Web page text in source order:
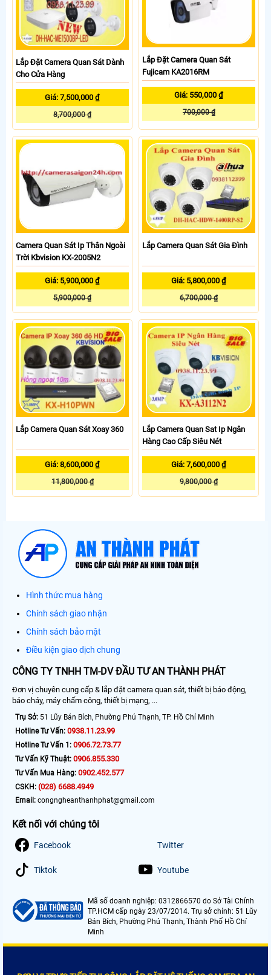
Lắp Đặt Camera Quan Sát Dành
Cho Cửa Hàng
Giá: 7,500,000 ₫
8,700,000 ₫
Lắp Đặt Camera Quan Sát
Fujicam KA2016RM
Giá: 550,000 ₫
700,000 ₫
Camera Quan Sát Ip Thân Ngoài
Trời Kbvision KX-2005N2
Giá: 5,900,000 ₫
5,900,000 ₫
Lắp Camera Quan Sát Gia Đình
Giá: 5,800,000 ₫
6,700,000 ₫
Lắp Camera Quan Sát Xoay 360
Giá: 8,600,000 ₫
11,800,000 ₫
Lắp Camera Quan Sat Ip Ngân
Hàng Cao Cấp Siêu Nét
Giá: 7,600,000 ₫
9,800,000 ₫
Hình thức mua hàng
Chính sách giao nhận
Chính sách bảo mật
Điều kiện giao dịch chung
CÔNG TY TNHH TM-DV ĐẦU TƯ AN THÀNH PHÁT
Đơn vị chuyên cung cấp & lắp đặt camera quan sát, thiết bị báo động,
báo cháy, máy chấm công, thiết bị mạng, ...
Trụ Sở: 51 Lũy Bán Bích, Phường Phú Thạnh, TP. Hồ Chí Minh
Hotline Tư Vấn: 0938.11.23.99
Hotline Tư Vấn 1: 0906.72.73.77
Tư Vấn Kỹ Thuật: 0906.855.330
Tư Vấn Mua Hàng: 0902.452.577
CSKH: (028) 6688.4949
Email: congngheanthanhphat@gmail.com
Kết nối với chúng tôi
Facebook Twitter
Tiktok Youtube
Mã số doanh nghiệp: 0312866570 do Sở Tài Chính
TP.HCM cấp ngày 23/07/2014. Trụ sở chính: 51 Lũy
Bán Bích, Phường Phú Thạnh, Thành Phố Hồ Chí
Minh